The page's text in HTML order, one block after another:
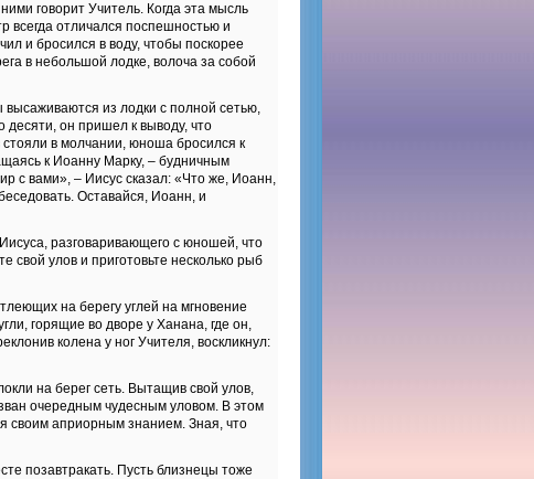
говорит Учитель. Когда эта мысль
всегда отличался поспешностью и
и бросился в воду, чтобы поскорее
в небольшой лодке, волоча за собой
из лодки с полной сетью,
десяти, он пришел к выводу, что
в молчании, юноша бросился к
к Иоанну Марку, – будничным
с вами», – Иисус сказал: «Что же, Иоанн,
Оставайся, Иоанн, и
разговаривающего с юношей, что
свой улов и приготовьте несколько рыб
на берегу углей на мгновение
горящие во дворе у Ханана, где он,
колена у ног Учителя, воскликнул:
на берег сеть. Вытащив свой улов,
очередным чудесным уловом. В этом
своим априорным знанием. Зная, что
позавтракать. Пусть близнецы тоже